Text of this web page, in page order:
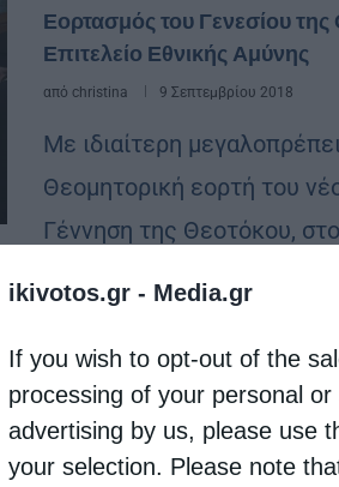
ikivotos.gr - Media.gr
If you wish to opt-out of the
processing of your personal
advertising by us, please use
your selection. Please note
Εορτασμός του Γενεσίου της
Επιτελείο Εθνικής Αμύνης
από christina 9 Σεπτεμβρίου 2018
Με ιδιαίτερη
Θεομητορική εορτή του
Γέννηση της Θεοτόκου,
Αμύνης (Γ.Ε.Ε.Θ.Α.). Ο